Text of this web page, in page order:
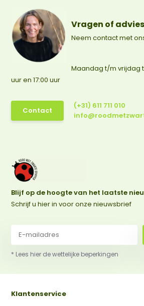
Vragen of
Neem contact met
Maandag t/m vrijdag
uur en 17:00 uur
Contact
(+31) 611 711 010
Blijf op de hoogte van het laatste
Schrijf u hier in voor onze nieuwsbrief
* Lees hier de wettelijke beperkingen
Klantenservice